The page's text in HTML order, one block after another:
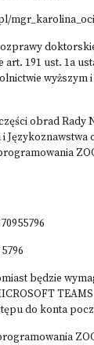
191 ust. 1a
wyższym
obrad Rady
Językoznawstwa
będzie
do konta